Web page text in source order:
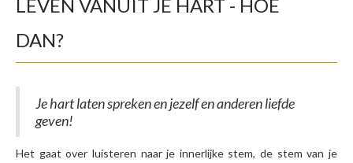
LEVEN VANUIT JE HART - HOE
DAN?
Je hart laten spreken en jezelf en anderen liefde
geven!
Het gaat over luisteren naar je innerlijke stem, de stem van je